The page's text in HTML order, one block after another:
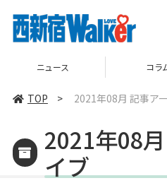
コラム 企画
TOP > 2021年08月 記事ア
2021年08
イブ